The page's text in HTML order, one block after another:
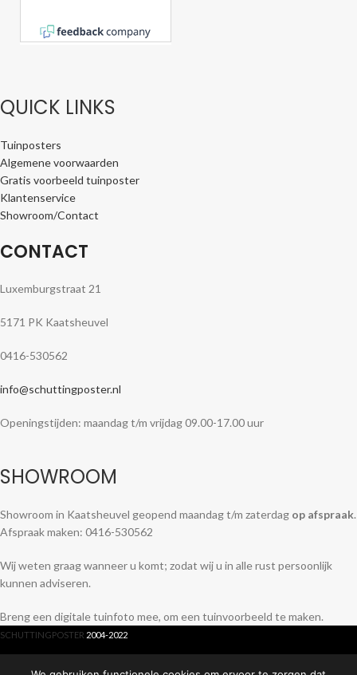
QUICK LINKS
Tuinposters
Algemene voorwaarden
Gratis voorbeeld tuinposter
Klantenservice
Showroom/Contact
CONTACT
Luxemburgstraat 21
5171 PK Kaatsheuvel
0416-530562
info@schuttingposter.nl
Openingstijden: maandag t/m vrijdag 09.00-17.00 uur
SHOWROOM
Showroom in Kaatsheuvel geopend maandag t/m zaterdag op afspraak.
Afspraak maken: 0416-530562
Wij weten graag wanneer u komt; zodat wij u in alle rust persoonlijk
kunnen adviseren.
Breng een digitale tuinfoto mee, om een tuinvoorbeeld te maken.
SCHUTTINGPOSTER 2004-2022